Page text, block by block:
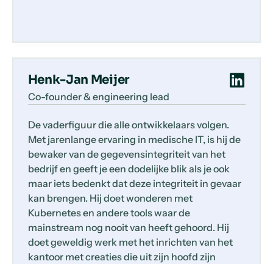
Henk-Jan Meijer
Co-founder & engineering lead
De vaderfiguur die alle ontwikkelaars volgen.
Met jarenlange ervaring in medische IT, is hij de
bewaker van de gegevensintegriteit van het
bedrijf en geeft je een dodelijke blik als je ook
maar iets bedenkt dat deze integriteit in gevaar
kan brengen. Hij doet wonderen met
Kubernetes en andere tools waar de
mainstream nog nooit van heeft gehoord. Hij
doet geweldig werk met het inrichten van het
kantoor met creaties die uit zijn hoofd zijn